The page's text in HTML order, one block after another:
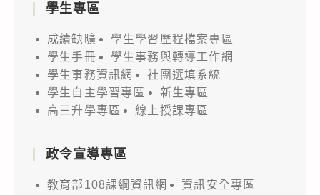
學生專區
成績缺曠
學生學習歷程檔案專區
學生手冊
學生事務與轉導工作網
學生事務資訊網
社團選填系統
學生自主學習專區
新生專區
高三升學專區
線上授課專區
政令宣導專區
教育部108課綱資訊網
資訊安全專區